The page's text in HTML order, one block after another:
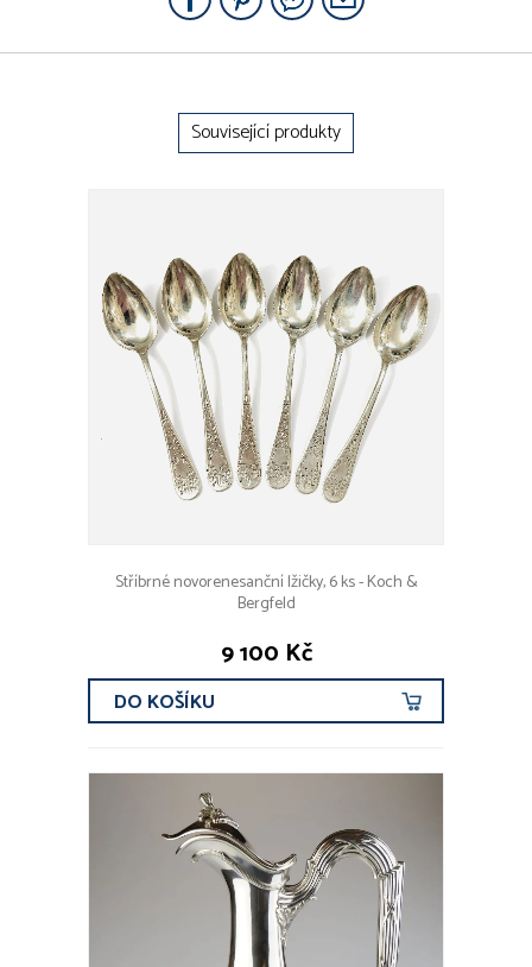
Související produkty
Stříbrné novorenesanční lžičky, 6 ks - Koch &
Bergfeld
9 100 Kč
DO KOŠÍKU